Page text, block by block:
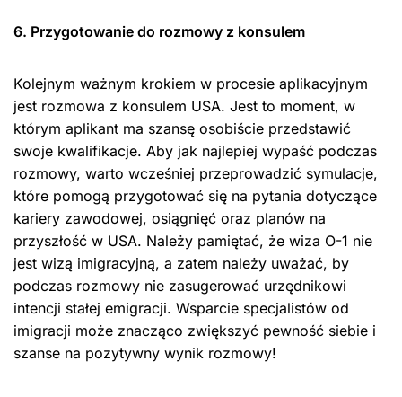
6. Przygotowanie do rozmowy z konsulem
Kolejnym ważnym krokiem w procesie aplikacyjnym
jest rozmowa z konsulem USA. Jest to moment, w
którym aplikant ma szansę osobiście przedstawić
swoje kwalifikacje. Aby jak najlepiej wypaść podczas
rozmowy, warto wcześniej przeprowadzić symulacje,
które pomogą przygotować się na pytania dotyczące
kariery zawodowej, osiągnięć oraz planów na
przyszłość w USA. Należy pamiętać, że wiza O-1 nie
jest wizą imigracyjną, a zatem należy uważać, by
podczas rozmowy nie zasugerować urzędnikowi
intencji stałej emigracji. Wsparcie specjalistów od
imigracji może znacząco zwiększyć pewność siebie i
szanse na pozytywny wynik rozmowy!